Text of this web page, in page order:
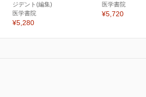
ジデント(編集)
医学書院
¥5,280
医学書院
¥5,720